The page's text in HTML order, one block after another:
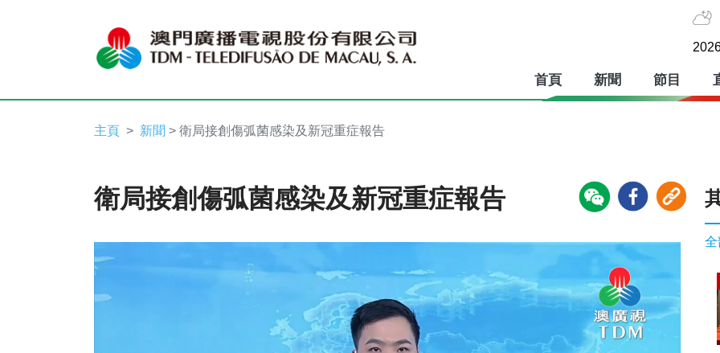
首頁 新聞 節目
主頁 新聞 > 衛局接創傷弧菌感染及新冠重症報告
衛局接創傷弧菌感染及新冠重症報告
Player
全